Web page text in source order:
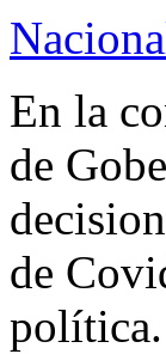
En la
de
de
política.